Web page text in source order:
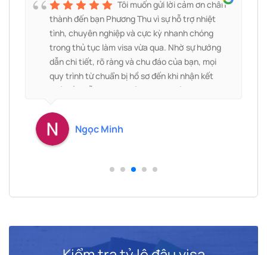
Tôi muốn gửi lời cảm ơn chân
thành đến bạn Phương Thu vì sự hỗ trợ nhiệt
tình, chuyên nghiệp và cực kỳ nhanh chóng
trong thủ tục làm visa vừa qua. Nhờ sự hướng
dẫn chi tiết, rõ ràng và chu đáo của bạn, mọi
quy trình từ chuẩn bị hồ sơ đến khi nhận kết
quả đều diễn ra suôn sẻ và hiệu quả tôi mong
Ngọc Minh